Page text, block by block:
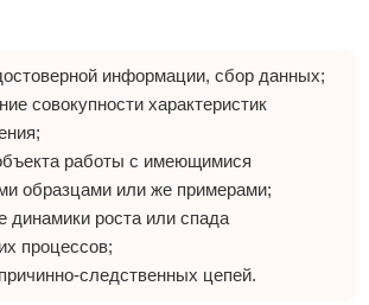
информации, сбор данных;
совокупности характеристик
работы с имеющимися
образцами или же примерами;
динамики роста или спада
процессов;
следственных цепей.